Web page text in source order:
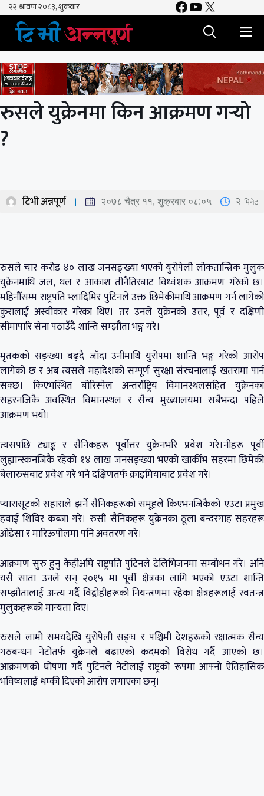
Skip
content
Facebook
YouTube
X
रुसले युक्रेनमा किन आक्रमण गर्‍यो
?
टिभी अन्नपूर्ण २०७८ चैत्र ११, शुक्रबार ०८:०५ 2 मिनेट
रुसले चार करोड ४० लाख जनसङ्ख्या भएको युरोपेली लोकतान्त्रिक मुलुक
युक्रेनमाथि जल, थल र आकाश तीनैतिरबाट विध्वंशक आक्रमण गरेको छ।
महिनौँसम्म राष्ट्रपति भ्लादिमिर पुटिनले उक्त छिमेकीमाथि आक्रमण गर्न लागेको
कुरालाई अस्वीकार गरेका थिए। तर उनले युक्रेनको उत्तर, पूर्व र दक्षिणी
सीमापारि सेना पठाउँदै शान्ति सम्झौता भङ्ग गरे।
मृतकको सङ्ख्या बढ्दै जाँदा उनीमाथि युरोपमा शान्ति भङ्ग गरेको आरोप
लागेको छ र अब त्यसले महादेशको सम्पूर्ण सुरक्षा संरचनालाई खतरामा पार्न
सक्छ। किएभस्थित बोरिस्पेल अन्तर्राष्ट्रिय विमानस्थलसहित युक्रेनका
सहरनजिकै अवस्थित विमानस्थल र सैन्य मुख्यालयमा सबैभन्दा पहिले
आक्रमण भयो।
त्यसपछि ट्याङ्क र सैनिकहरू पूर्वोत्तर युक्रेनभरि प्रवेश गरे।नीहरू पूर्वी
लुह्यान्स्कनजिकै रहेको १४ लाख जनसङ्ख्या भएको खार्कीभ सहरमा छिमेकी
बेलारुसबाट प्रवेश गरे भने दक्षिणतर्फ क्राइमियाबाट प्रवेश गरे।
प्यारासूटको सहाराले झर्ने सैनिकहरूको समूहले किएभनजिकैको एउटा प्रमुख
हवाई शिविर कब्जा गरे। रुसी सैनिकहरू युक्रेनका ठूला बन्दरगाह सहरहरू
ओडेसा र मारिऊपोलमा पनि अवतरण गरे।
आक्रमण सुरु हुनु केहीअघि राष्ट्रपति पुटिनले टेलिभिजनमा सम्बोधन गरे। अनि
यसै साता उनले सन् २०१५ मा पूर्वी क्षेत्रका लागि भएको एउटा शान्ति
सम्झौतालाई अन्त्य गर्दै विद्रोहीहरूको नियन्त्रणमा रहेका क्षेत्रहरूलाई स्वतन्त्र
मुलुकहरूको मान्यता दिए।
रुसले लामो समयदेखि युरोपेली सङ्घ र पश्चिमी देशहरूको रक्षात्मक सैन्य
गठबन्धन नेटोतर्फ युक्रेनले बढाएको कदमको विरोध गर्दै आएको छ।
आक्रमणको घोषणा गर्दै पुटिनले नेटोलाई राष्ट्रको रूपमा आफ्नो ऐतिहासिक
भविष्यलाई धम्की दिएको आरोप लगाएका छन्।